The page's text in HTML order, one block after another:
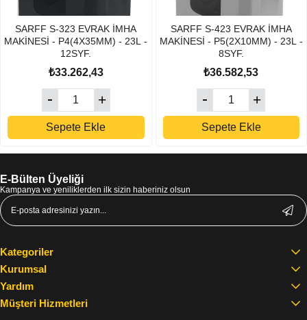
SARFF S-323 EVRAK İMHA
MAKİNESİ - P4(4X35MM) - 23L -
12SYF.
₺33.262,43
Sepete Ekle
SARFF S-423 EVRAK İMHA
MAKİNESİ - P5(2X10MM) - 23L -
8SYF.
₺36.582,53
Sepete Ekle
E-Bülten Üyeliği
Kampanya ve yeniliklerden ilk sizin haberiniz olsun
Kategoriler
Kurumsal
Yardım
Müşteri Hizmetleri